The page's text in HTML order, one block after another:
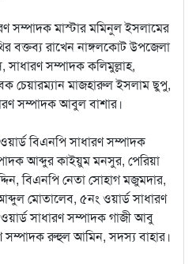
সম্পাদক মাস্টার মমিনুল ইসলামের
বক্তব্য রাখেন নাঙ্গলকোট উপজেলা
সম্পাদক কলিমুল্লাহ,
চেয়ারম্যান মাজহারুল ইসলাম ছুপু,
সম্পাদক আবুল বাশার।
বিএনপি সাধারণ সম্পাদক
আব্দুর কাইয়ুম মনসুর, পেরিয়া
বিএনপি নেতা সোহাগ মজুমদার,
মোতালেব, ৫নং ওয়ার্ড সাধারণ
সাধারণ সম্পাদক গাজী আবু
সম্পাদক রুহুল আমিন, সদস্য বাহার।